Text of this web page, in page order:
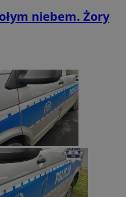
niebem. Żory